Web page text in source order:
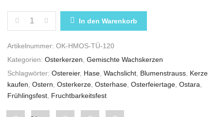
OSTERKERZE „HASE MIT OSTERSTRAUSS“ IN
In den Warenkorb
Artikelnummer: OK-HMOS-TÜ-120
Kategorien: Osterkerzen Gemischte Wachskerzen
Schlagwörter: Ostereier, Hase Wachslicht Blumenstrauss Kerze
kaufen Ostern Osterkerze Osterhase Osterfeiertage Ostara
Frühlingsfest Fruchtbarkeitsfest